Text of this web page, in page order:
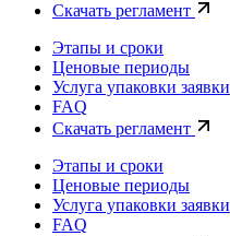
Скачать регламент
Этапы и сроки
Ценовые периоды
Услуга упаковки заявки
FAQ
Скачать регламент
Этапы и сроки
Ценовые периоды
Услуга упаковки заявки
FAQ